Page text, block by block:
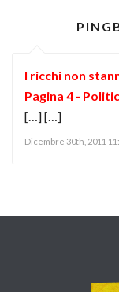
I ricchi non
Pagina 4 -
[…] […]
Dicembre 30th, 2011